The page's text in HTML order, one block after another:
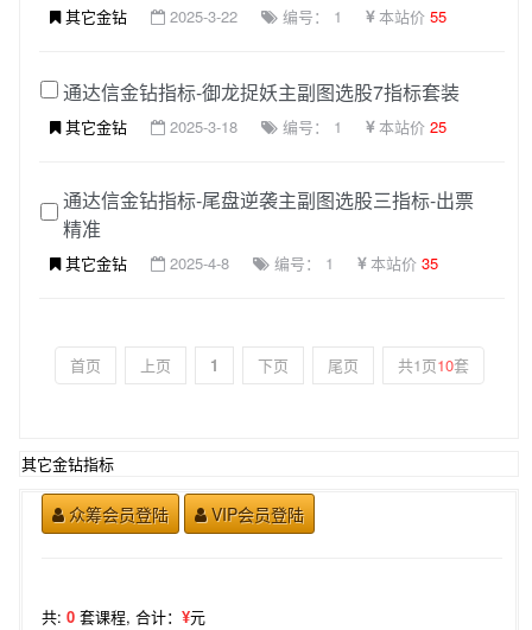
其它金钻 2025-3-22 编号： 1 本站价 55
通达信金钻指标-御龙捉妖主副图选股7指标套装
其它金钻 2025-3-18 编号： 1 本站价 25
通达信金钻指标-尾盘逆袭主副图选股三指标-出票
精准
其它金钻 2025-4-8 编号： 1 本站价 35
首页 上页 1 下页 尾页 共1页10套
其它金钻指标
众筹会员登陆 VIP会员登陆
共: 0 套课程, 合计： ¥元